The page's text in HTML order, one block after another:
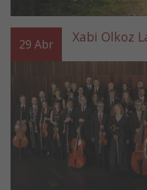
29 Abr Xabi Olkoz